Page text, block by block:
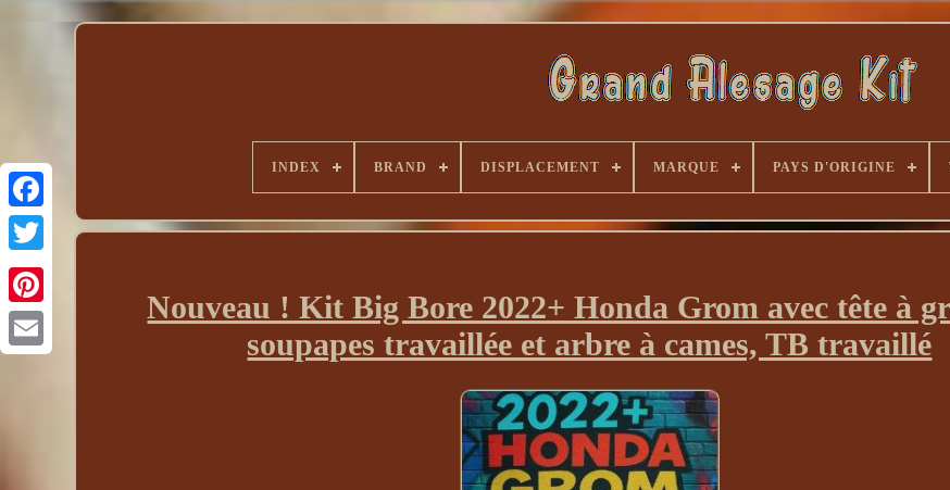
INDEX BRAND DISPLACEMENT MARQUE PAYS D'ORIGINE
Nouveau ! Kit Big Bore 2022+ Honda Grom avec tête à
soupapes travaillée et arbre à cames, TB travaillé